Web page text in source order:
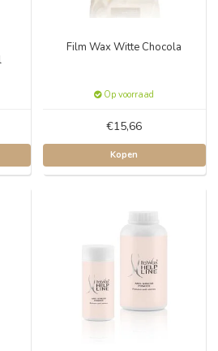
Film Wax Witte Chocola
Op voorraad
€15,66
Kopen